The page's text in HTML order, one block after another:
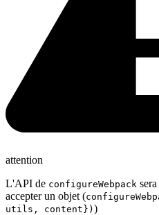
attention
L'API de configureWebpack
accepter un objet (
utils, content}) )